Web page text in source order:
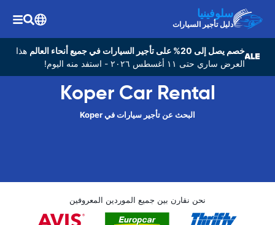
سلوفينيا
دليل تأجير السيارات
خصم يصل إلى 20% على تأجير السيارات في جميع أنحاء العالم
هذا
العرض ساري حتى ١١ أغسطس ٢٠٢٦ - استفد منه اليوم!
Koper Car Rental
البحث عن تأجير سيارات في Koper
نحن نقارن بين جميع الموردين المعروفين